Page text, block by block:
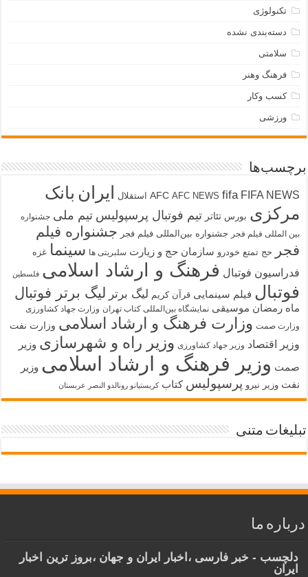
تکنولوژی
دسته‌بندی نشده
سلامتی
فرهنگ وهنر
کسب وکار
ورزشی
برچسب‌ها
AFC AFC NEWS fifa FIFA NEWS استقلال ایران بانک
مرکزی بورس تئاتر تیم فوتبال پرسپولیس تیم ملی جشنواره
بین المللی فیلم فجر جشنواره بین‌المللی فیلم فجر جشنواره فیلم
فجر
حج تمتع خودرو سازمان حج و زیارت سلبریتی ها سینما غزه
فدراسیون فوتبال فرهنگ و ارشاد اسلامی فلسطین
فوتبال فیلم سینمایی قرآن کریم لیگ برتر لیگ برتر فوتبال
ماه رمضان موسیقی نمایشگاه بین‌المللی کتاب تهران وزارت جهاد کشاورزی
وزارت صمت وزارت فرهنگ و ارشاد اسلامی وزارت نفت
وزیر اقتصاد وزیر جهاد کشاورزی وزیر راه و شهرسازی وزیر
صمت وزیر فرهنگ و ارشاد اسلامی وزیر
نفت وزیر نیرو پرسپولیس کتاب کریستیانو رونالدو النصر عربستان
تبلیغات متنی
درباره ما
دلچسب - خبر فارسی ،اخبار ایران و جهان ،بروز ترین اخبار
ایران